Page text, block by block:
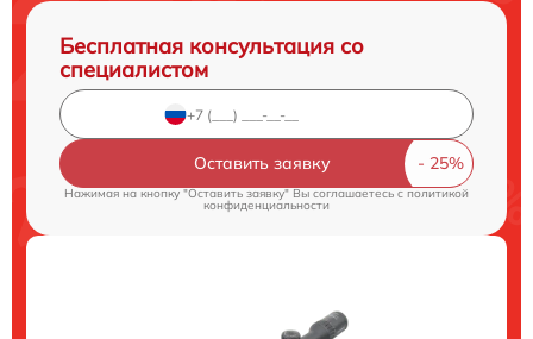
Бесплатная консультация со
специалистом
Оставить заявку
Нажимая на кнопку "Оставить заявку" Вы соглашаетесь cполитикой
конфиденциальности